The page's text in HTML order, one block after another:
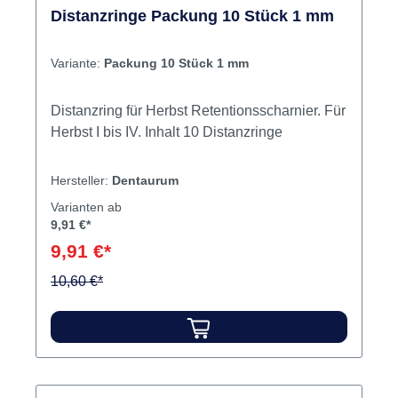
Distanzringe Packung 10 Stück 1 mm
Variante: Packung 10 Stück 1 mm
Distanzring für Herbst Retentionsscharnier. Für
Herbst I bis IV. Inhalt 10 Distanzringe
Hersteller: Dentaurum
Varianten ab
9,91 €*
9,91 €*
10,60 €*